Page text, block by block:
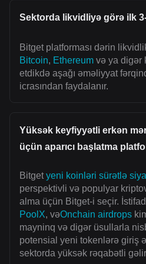
Sektorda likvidliyə görə ilk
Bitget platforması dərin
Bitcoin, Ethereum və ya digər
etdikdə aşağı əməliyyat
icrasından faydalanır.
Yüksək keyfiyyətli erkən
üçün aparıcı başlatma
Bitget yeni koinləri sürətlə
perspektivli və populyar
alma üçün Bitget-i seçir.
PoolX, vəOnchain airdrops
mayninq və digər üsullarla
potensial yeni tokenlərə giriş
sektorda yüksək rəqabətli